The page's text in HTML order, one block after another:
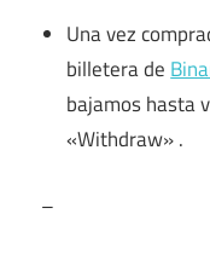
Una vez
billetera de
bajamos hasta
«Withdraw» .
–